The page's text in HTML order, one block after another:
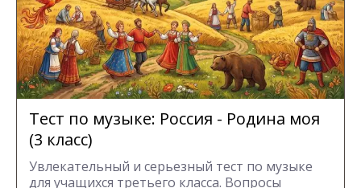
Тест по музыке: Россия - Родина моя
(3 класс)
Увлекательный и серьезный тест по музыке
для учащихся третьего класса. Вопросы